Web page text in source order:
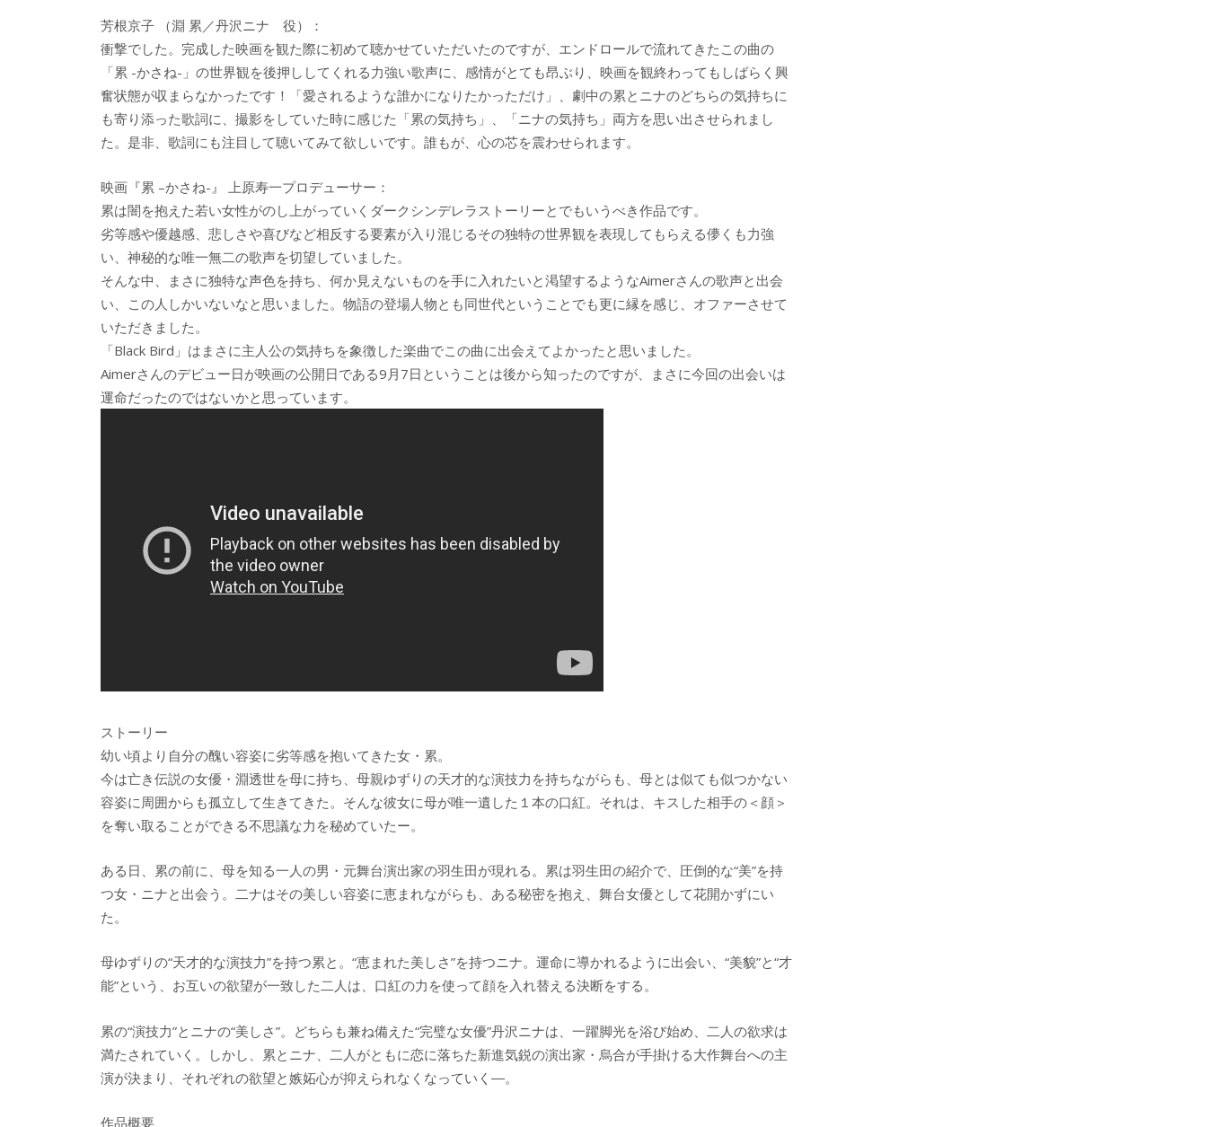
芳根京子 （淵 累／丹沢ニナ 役）：
衝撃でした。完成した映画を観た際に初めて聴かせていただいたのですが、エンドロールで流れてきたこの曲の
「累 -かさね-」の世界観を後押ししてくれる力強い歌声に、感情がとても昂ぶり、映画を観終わってもしばらく興
奮状態が収まらなかったです！「愛されるような誰かになりたかっただけ」、劇中の累とニナのどちらの気持ちに
も寄り添った歌詞に、撮影をしていた時に感じた「累の気持ち」、「ニナの気持ち」両方を思い出させられまし
た。是非、歌詞にも注目して聴いてみて欲しいです。誰もが、心の芯を震わせられます。
映画『累 –かさね-』 上原寿一プロデューサー：
累は闇を抱えた若い女性がのし上がっていくダークシンデレラストーリーとでもいうべき作品です。
劣等感や優越感、悲しさや喜びなど相反する要素が入り混じるその独特の世界観を表現してもらえる儚くも力強
い、神秘的な唯一無二の歌声を切望していました。
そんな中、まさに独特な声色を持ち、何か見えないものを手に入れたいと渇望するようなAimerさんの歌声と出会
い、この人しかいないなと思いました。物語の登場人物とも同世代ということでも更に縁を感じ、オファーさせて
いただきました。
「Black Bird」はまさに主人公の気持ちを象徴した楽曲でこの曲に出会えてよかったと思いました。
Aimerさんのデビュー日が映画の公開日である9月7日ということは後から知ったのですが、まさに今回の出会いは
運命だったのではないかと思っています。
ストーリー
幼い頃より自分の醜い容姿に劣等感を抱いてきた女・累。
今は亡き伝説の女優・淵透世を母に持ち、母親ゆずりの天才的な演技力を持ちながらも、母とは似ても似つかない
容姿に周囲からも孤立して生きてきた。そんな彼女に母が唯一遺した１本の口紅。それは、キスした相手の＜顔＞
を奪い取ることができる不思議な力を秘めていたー。
ある日、累の前に、母を知る一人の男・元舞台演出家の羽生田が現れる。累は羽生田の紹介で、圧倒的な“美”を持
つ女・ニナと出会う。二ナはその美しい容姿に恵まれながらも、ある秘密を抱え、舞台女優として花開かずにい
た。
母ゆずりの“天才的な演技力”を持つ累と。“恵まれた美しさ”を持つニナ。運命に導かれるように出会い、“美貌”と“才
能”という、お互いの欲望が一致した二人は、口紅の力を使って顔を入れ替える決断をする。
累の“演技力”とニナの“美しさ”。どちらも兼ね備えた“完璧な女優”丹沢ニナは、一躍脚光を浴び始め、二人の欲求は
満たされていく。しかし、累とニナ、二人がともに恋に落ちた新進気鋭の演出家・烏合が手掛ける大作舞台への主
演が決まり、それぞれの欲望と嫉妬心が抑えられなくなっていく―。
作品概要